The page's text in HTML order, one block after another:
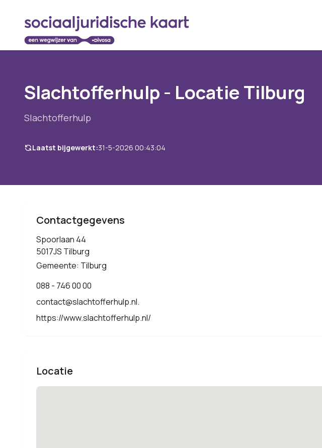
Slachtofferhulp - Locatie Tilburg
Slachtofferhulp
Laatst bijgewerkt:31-5-2026 00:43:04
Contactgegevens
Spoorlaan 44
5017JS Tilburg
Gemeente: Tilburg
088 - 746 00 00
contact@slachtofferhulp.nl.
https://www.slachtofferhulp.nl/
Locatie